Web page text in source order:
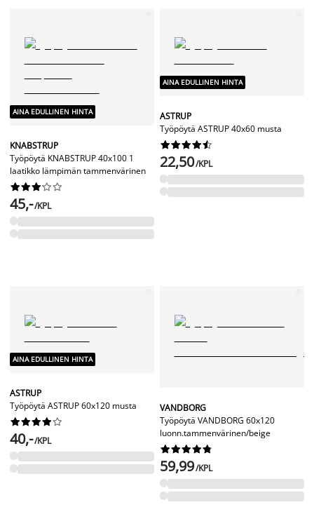
AINA EDULLINEN HINTA
KNABSTRUP
Työpöytä KNABSTRUP 40x100 1
laatikko lämpimän tammenvärinen






45,-/KPL
AINA EDULLINEN HINTA
ASTRUP
Työpöytä ASTRUP 40x60 musta






22,50/KPL
AINA EDULLINEN HINTA
ASTRUP
Työpöytä ASTRUP 60x120 musta






40,-/KPL
VANDBORG
Työpöytä VANDBORG 60x120
luonn.tammenvärinen/beige






59,99/KPL